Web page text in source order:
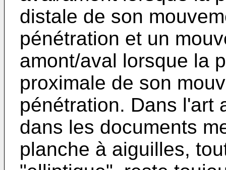
distale de son
pénétration et un
amont/aval lorsque la
proximale de son
pénétration. Dans l'art
dans les documents
planche à aiguilles,